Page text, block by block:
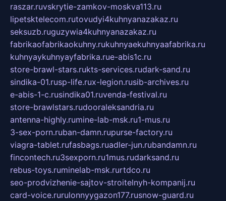
raszar.ruvskrytie-zamkov-moskva113.ru
lipetsktelecom.rutovudyi4kuhnyanazakaz.ru
seksuzb.ruguzywia4kuhnyanazakaz.ru
fabrikaofabrikaokuhny.rukuhnyaekuhnyaafabrika.ru
kuhnyaykuhnyayfabrika.rue-abis1c.ru
store-brawl-stars.rukts-services.rudark-sand.ru
sindika-01.rusp-life.rux-legion.rusib-archives.ru
e-abis-1-c.rusindika01.ruvenda-festival.ru
store-brawlstars.rudooraleksandria.ru
antenna-highly.rumine-lab-msk.ru1-mus.ru
3-sex-porn.ruban-damn.rupurse-factory.ru
viagra-tablet.rufasbags.ruadler-jun.rubandamn.ru
fincontech.ru3sexporn.ru1mus.rudarksand.ru
rebus-toys.ruminelab-msk.rurtdco.ru
seo-prodvizhenie-sajtov-stroitelnyh-kompanij.ru
card-voice.rurulonnyygazon177.rusnow-guard.ru